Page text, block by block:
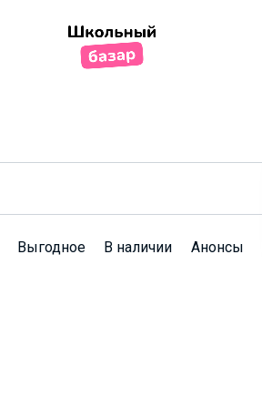
Выгодное В наличии Анонсы